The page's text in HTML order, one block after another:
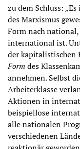
zu dem Schluss:
des Marxismus
Form nach national,
international ist.
der kapitalistischen
Form des
annehmen. Selbst
Arbeiterklasse
Aktionen in
beispiellose
alle nationalen
verschiedenen